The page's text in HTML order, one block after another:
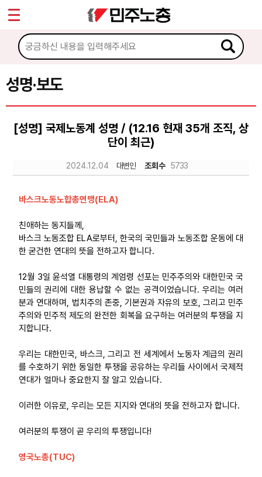
성명·보도
[성명] 국제노동계 성명 / (12.16 현재 35개 조직, 상
단이 최근)
2024.12.04 대변인 조회수 5733
바스크노동노합총연맹(ELA)
친애하는 동지들께,
바스크 노동조합 ELA로부터, 한국의 국민들과 노동조합 운동에 대
한 굳건한 연대의 뜻을 전하고자 합니다.
12월 3일 윤석열 대통령의 계엄령 선포는 민주주의와 대한민국 국
민들의 권리에 대한 용납할 수 없는 공격이었습니다. 우리는 여러
분과 연대하며, 법치주의 존중, 기본권과 자유의 보호, 그리고 민주
주의와 민주적 제도의 완전한 회복을 요구하는 여러분의 투쟁을 지
지합니다.
우리는 대한민국, 바스크, 그리고 전 세계에서 노동자 계급의 권리
를 수호하기 위한 동일한 투쟁을 공유하는 우리들 사이에서 국제적
연대가 얼마나 중요한지 잘 알고 있습니다.
이러한 이유로, 우리는 모든 지지와 연대의 뜻을 전하고자 합니다.
여러분의 투쟁이 곧 우리의 투쟁입니다!
영국노총(TUC)
마이페이지
소개
소식
공지사항
성명·보도
자료
부설기관
업무
Sketchbook5, 스케치북5
Sketchbook5, 스케치북5